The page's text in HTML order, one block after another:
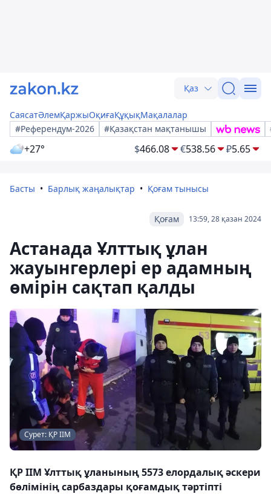
Қаз
СаясатӘлемҚаржыОқиғаҚұқықМақалалар
#Референдум-2026
#Қазақстан мақтанышы
+27° $466.08 €538.56 ₽5.65
Басты Барлық жаңалықтар Қоғам тынысы
13:59, 28 қазан 2024
Қоғам
Астанада Ұлттық ұлан
жауынгерлері ер адамның
өмірін сақтап қалды
Сурет: ҚР ІІМ
ҚР ІІМ Ұлттық ұланының 5573 елордалық әскери
бөлімінің сарбаздары қоғамдық тәртіпті